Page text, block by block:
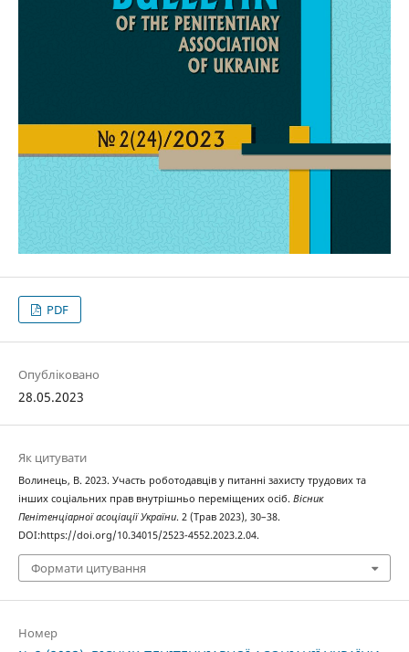
PDF
Опубліковано
28.05.2023
Як цитувати
Волинець, В. 2023. Участь роботодавців у питанні захисту трудових та
інших соціальних прав внутрішньо переміщених осіб. Вісник
Пенітенціарної асоціації України. 2 (Трав 2023), 30–38.
DOI:https://doi.org/10.34015/2523-4552.2023.2.04.
Формати цитування
Номер